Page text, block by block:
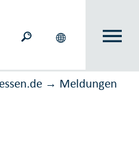
essen.de → Meldungen